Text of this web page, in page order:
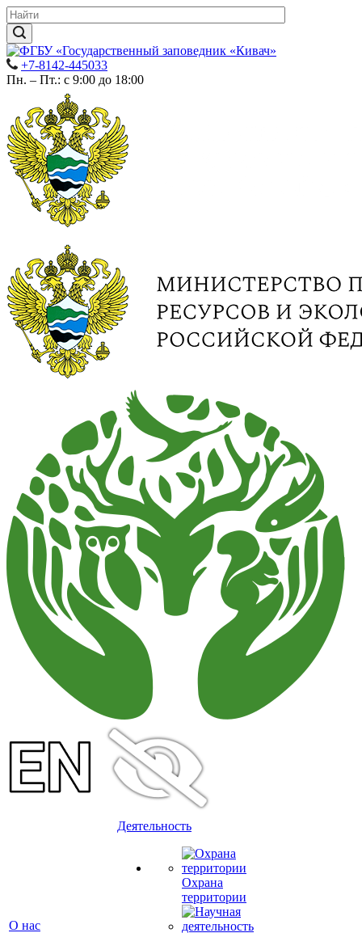
+7-8142-445033
Пн. – Пт.: с 9:00 до 18:00
О нас
Деятельность
Охрана
территории